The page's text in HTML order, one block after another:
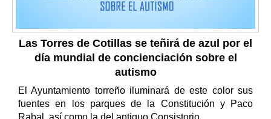
Las Torres de Cotillas se teñirá de azul por el
día mundial de concienciación sobre el
autismo
El Ayuntamiento torreño iluminará de este color sus
fuentes en los parques de la Constitución y Paco